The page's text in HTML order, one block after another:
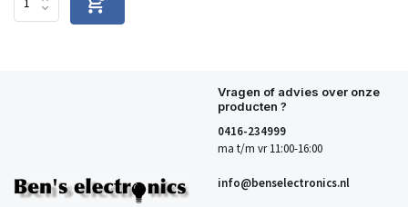
Vragen of advies over onze
producten ?
0416-234999
ma t/m vr 11:00-16:00
info@benselectronics.nl